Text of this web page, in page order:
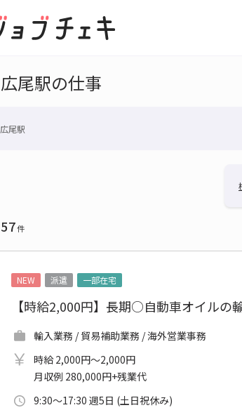
広尾駅の仕事
広尾駅
57件
NEW 派遣 一部在宅
【時給2,000円】長期○自動車オイル
輸入業務 / 貿易補助業務 / 海外営業事務
時給 2,000円～2,000円
月収例 280,000円+残業代
9:30～17:30 週5日 (土日祝休み)